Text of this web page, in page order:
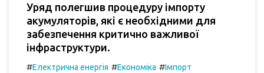
Уряд полегшив процедуру імпорту
акумуляторів, які є необхідними для
забезпечення критично важливої
інфраструктури.
#Електрична енергія #Економіка #Імпорт